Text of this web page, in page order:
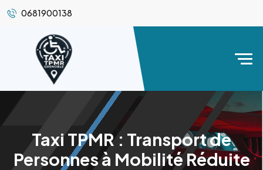
0681900138
Taxi TPMR : Transport de
Personnes à Mobilité Réduite